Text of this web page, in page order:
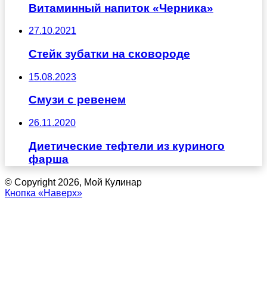
Витаминный напиток «Черника»
27.10.2021
Стейк зубатки на сковороде
15.08.2023
Смузи с ревенем
26.11.2020
Диетические тефтели из куриного
фарша
© Copyright 2026, Мой Кулинар
Кнопка «Наверх»